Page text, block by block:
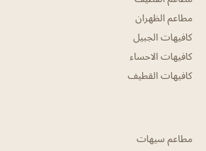
مطاعم الظهران
كافيهات الجبيل
كافيهات الاحساء
كافيهات القطيف
مطاعم سيهات